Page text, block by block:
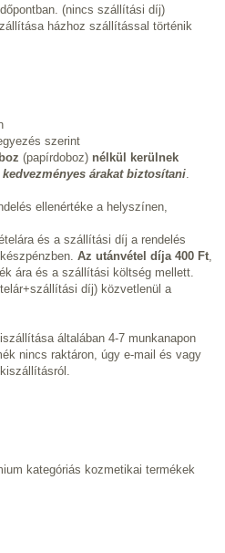
(nincs szállítási díj)
házhoz szállítással történik
szerint
(papírdoboz) nélkül kerülnek
árakat biztosítani.
ellenértéke a helyszínen,
és a szállítási díj a rendelés
Az utánvétel díja 400 Ft,
ára és a szállítási költség mellett.
díj) közvetlenül a
általában 4-7 munkanapon
nincs raktáron, úgy e-mail és vagy
kategóriás kozmetikai termékek